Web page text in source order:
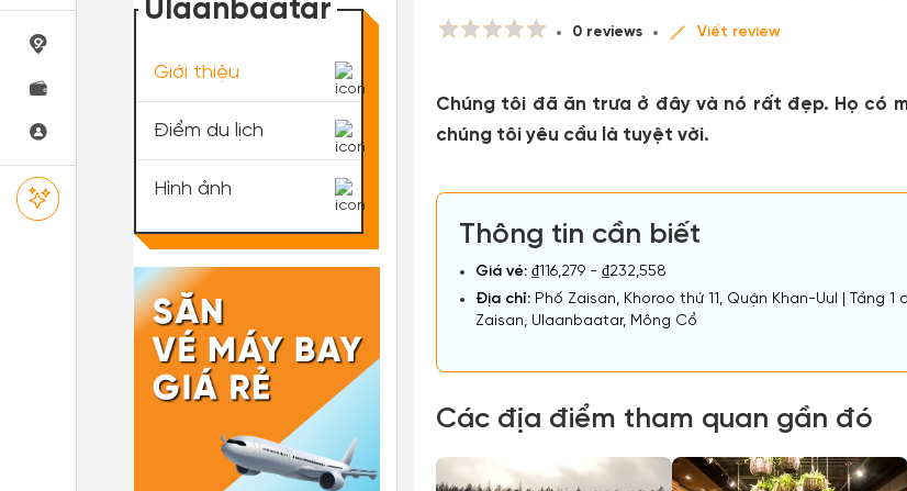
0 reviews Viết review
Chúng tôi đã ăn trưa ở đây và nó rất đẹp. Họ có
chúng tôi yêu cầu là tuyệt vời.
Thông tin cần biết
Giá vé: ₫116,279 - ₫232,558
Địa chỉ: Phố Zaisan, Khoroo thứ 11, Quận Khan-Uul |
Zaisan, Ulaanbaatar, Mông Cổ
Các địa điểm tham quan gần đó
Ulaanbaatar
Giới thiệu
Điểm du lịch
Hình ảnh